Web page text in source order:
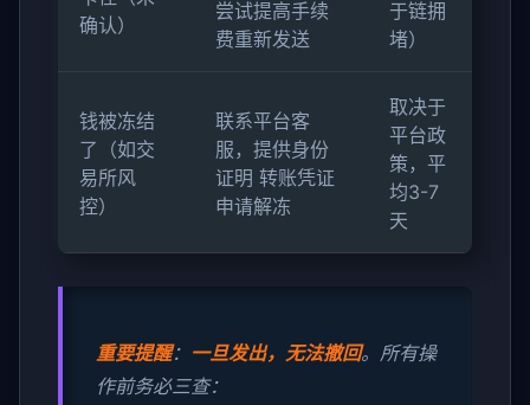
确认）
尝试提高手续
费重新发送
于链拥
堵）
钱被冻结
了（如交
易所风
控）
联系平台客
服，提供身份
证明 转账凭证
申请解冻
取决于
平台政
策，平
均3-7
天
重要提醒： 一旦发出，无法撤回。所有操
作前务必三查：